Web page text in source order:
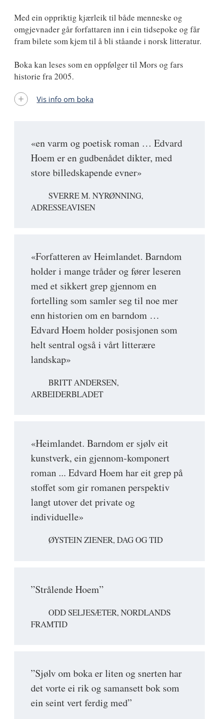
«en varm og poetisk roman … Edvard
Hoem er en gudbenådet dikter, med
store billedskapende evner»
SVERRE M. NYRØNNING,
ADRESSEAVISEN
«Forfatteren av Heimlandet. Barndom
holder i mange tråder og fører leseren
med et sikkert grep gjennom en
fortelling som samler seg til noe mer
enn historien om en barndom …
Edvard Hoem holder posisjonen som
helt sentral også i vårt litterære
landskap»
BRITT ANDERSEN,
ARBEIDERBLADET
«Heimlandet. Barndom er sjølv eit
kunstverk, ein gjennom-komponert
roman ... Edvard Hoem har eit grep på
stoffet som gir romanen perspektiv
langt utover det private og
individuelle»
ØYSTEIN ZIENER, DAG OG TID
”Strålende Hoem”
ODD SELJESÆTER, NORDLANDS
FRAMTID
”Sjølv om boka er liten og snerten har
det vorte ei rik og samansett bok som
ein seint vert ferdig med”
Med ein oppriktig kjærleik til både menneske og
omgjevnader går forfattaren inn i ein tidsepoke og får
fram bilete som kjem til å bli ståande i norsk litteratur.
Boka kan leses som en oppfølger til Mors og fars
historie fra 2005.
Vis info om boka